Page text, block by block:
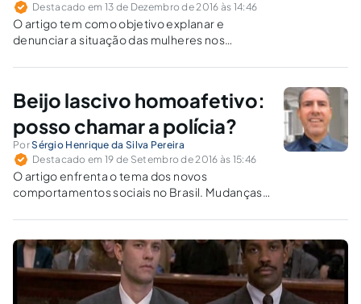
Destacado em 13 de Dezembro de 2016 às 14:46
O artigo tem como objetivo explanar e
denunciar a situação das mulheres nos
pela falta de zelo do governo, sendo expostas
desumanas.
Beijo lascivo homoafetivo:
posso chamar a polícia?
PorSérgio Henrique da Silva Pereira
Destacado em 19 de Setembro de 2016 às 15:46
O artigo enfrenta o tema dos novos
comportamentos sociais no Brasil. Mudanças
cultura brasileira. O artigo, então, demonstra
que a cultura brasileira terá que se adequar à
realidade.